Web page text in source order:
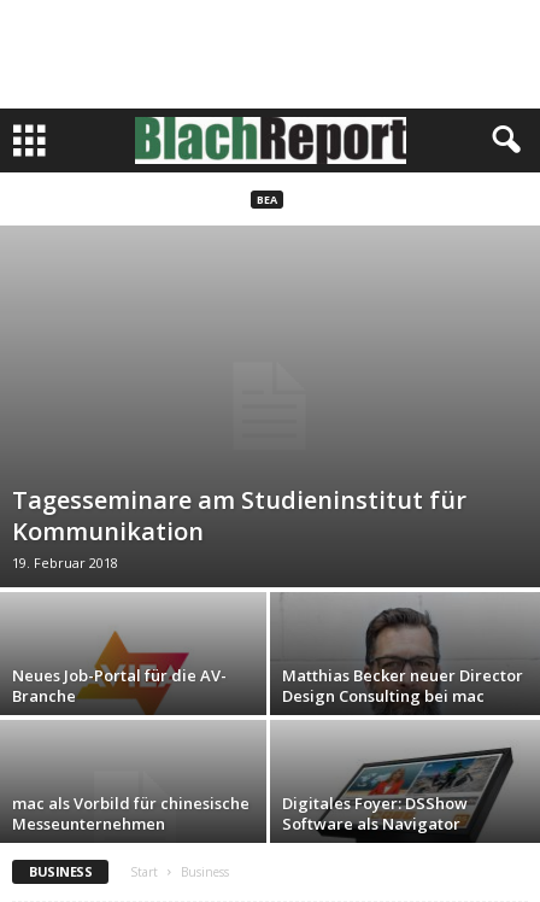
BEA
Tagesseminare am Studieninstitut für
Kommunikation
19. Februar 2018
Neues Job-Portal für die AV-
Branche
Matthias Becker neuer Director
Design Consulting bei mac
mac als Vorbild für chinesische
Messeunternehmen
Digitales Foyer: DSShow
Software als Navigator
BUSINESS Start Business